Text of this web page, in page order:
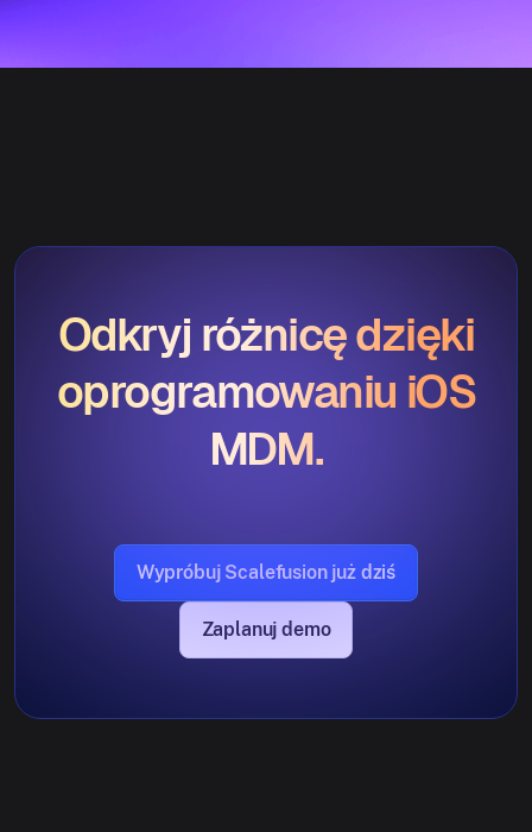
Odkryj różnicę dzięki
oprogramowaniu iOS
MDM.
Wypróbuj Scalefusion już dziś
Zaplanuj demo